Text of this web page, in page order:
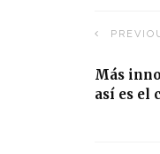
Más
así es el